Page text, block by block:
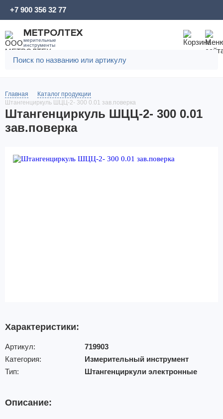
МЕТРОЛТЕХ
мерительные
инструменты
+7 900 356 32 77
Главная
Каталог продукции
Штангенциркуль ШЦЦ-2- 300 0.01 зав.поверка
Штангенциркуль ШЦЦ-2- 300 0.01
зав.поверка
Характеристики:
Артикул:
719903
Категория:
Измерительный инструмент
Тип:
Штангенциркули электронные
Описание: